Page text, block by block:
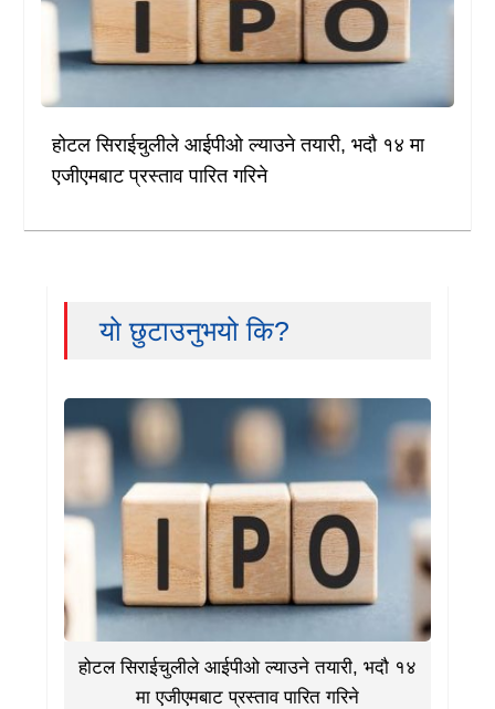
होटल सिराईचुलीले आईपीओ ल्याउने तयारी, भदौ १४ मा
एजीएमबाट प्रस्ताव पारित गरिने
यो छुटाउनुभयो कि?
होटल सिराईचुलीले आईपीओ ल्याउने तयारी, भदौ १४
मा एजीएमबाट प्रस्ताव पारित गरिने